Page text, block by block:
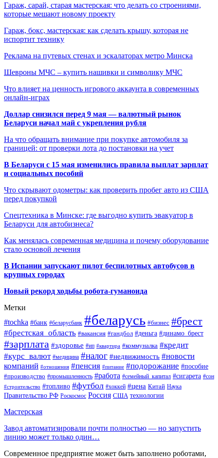
Гараж, сарай, старая мастерская: что делать со строениями,
которые мешают новому проекту
Гараж, бокс, мастерская: как сделать крышу, которая не
испортит технику
Реклама на путевых стенах и эскалаторах метро Минска
Шевроны МЧС – купить нашивки и символику МЧС
Что влияет на ценность игрового аккаунта в современных
онлайн-играх
Доллар снизился перед 9 мая — валютный рынок
Беларуси начал май с укрепления рубля
На что обращать внимание при покупке автомобиля за
границей: от проверки лота до постановки на учет
В Беларуси с 15 мая изменились правила выплат зарплат
и социальных пособий
Что скрывают одометры: как проверить пробег авто из США
перед покупкой
Спецтехника в Минске: где выгодно купить эвакуатор в
Беларуси для автобизнеса?
Как менялась современная медицина и почему оборудование
стало основой лечения
В Испании запускают пилот беспилотных автобусов в
крупных городах
Новый рекорд ходьбы робота-гуманоида
Метки
#tochka #банк #беларусбанк #беларусь #бизнес #брест
#брестская_область #вакансия #гандбол #деньга #динамо_брест
#зарплата #здоровье #ип #квартира #коммуналка #кредит
#курс_валют #медицина #налог #недвижимость #новости
компаний #отношения #пенсия #питание #подорожание #пособие
#производство #промышленность #работа #семейный_капитал #сигарета #сон
#строительство #топливо #футбол #хоккей #цена Китай Наука
Правительство РФ Роскосмос Россия США технологии
Мастерская
Завод автоматизировали почти полностью — но запустить
линию может только один…
Современное предприятие может быть заполнено роботами,